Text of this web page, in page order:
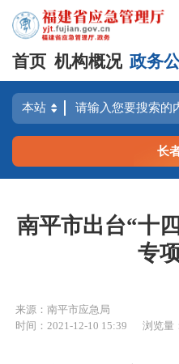
首页 机构概况 政务
长
南平市出台“十
专
来源：南平市应急局
时间：2021-12-10 15:39
浏览量